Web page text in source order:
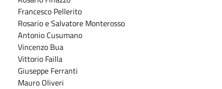
Francesco Pellerito
Rosario e Salvatore Monterosso
Antonio Cusumano
Vincenzo Bua
Vittorio Failla
Giuseppe Ferranti
Mauro Oliveri